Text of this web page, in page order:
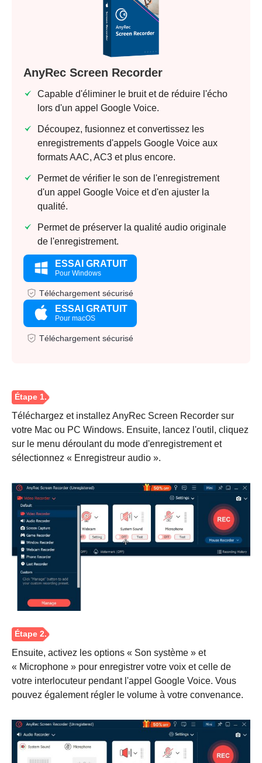
AnyRec Screen Recorder
Capable d'éliminer le bruit et de réduire l'écho
lors d'un appel Google Voice.
Découpez, fusionnez et convertissez les
enregistrements d'appels Google Voice aux
formats AAC, AC3 et plus encore.
Permet de vérifier le son de l'enregistrement
d'un appel Google Voice et d'en ajuster la
qualité.
Permet de préserver la qualité audio originale
de l'enregistrement.
ESSAI GRATUIT
Pour Windows
Téléchargement sécurisé
ESSAI GRATUIT
Pour macOS
Téléchargement sécurisé
Étape 1.
Téléchargez et installez AnyRec Screen Recorder sur
votre Mac ou PC Windows. Ensuite, lancez l'outil, cliquez
sur le menu déroulant du mode d'enregistrement et
sélectionnez « Enregistreur audio ».
Ensuite, activez les options « Son système » et
« Microphone » pour enregistrer votre voix et celle de
votre interlocuteur pendant l'appel Google Voice. Vous
pouvez également régler le volume à votre convenance.